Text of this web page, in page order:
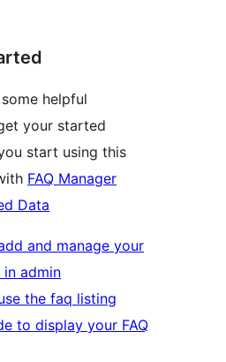
helpful
your started
start using this
FAQ Manager
Data
and manage your
admin
the faq listing
to display your FAQ